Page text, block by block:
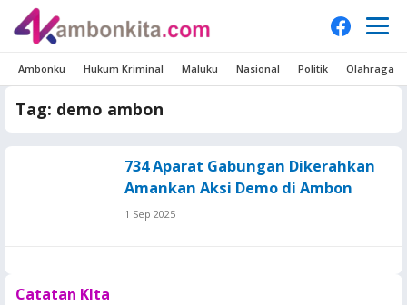
Ambonku Hukum Kriminal Maluku Nasional Politik Olahraga
Tag: demo ambon
734 Aparat Gabungan Dikerahkan
Amankan Aksi Demo di Ambon
1 Sep 2025
Catatan KIta